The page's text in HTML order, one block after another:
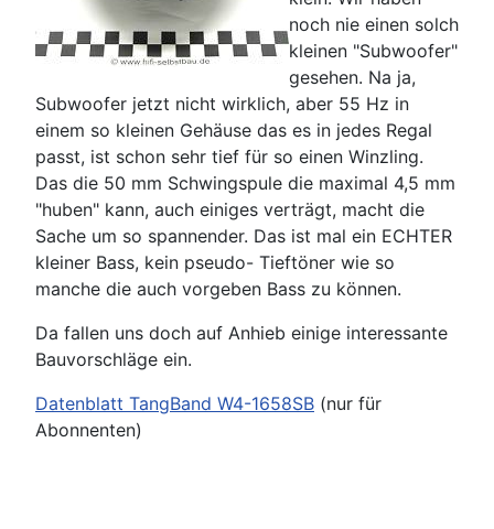
noch nie einen solch
kleinen "Subwoofer"
gesehen. Na ja,
Subwoofer jetzt nicht wirklich, aber 55 Hz in
einem so kleinen Gehäuse das es in jedes Regal
passt, ist schon sehr tief für so einen Winzling.
Das die 50 mm Schwingspule die maximal 4,5 mm
"huben" kann, auch einiges verträgt, macht die
Sache um so spannender. Das ist mal ein ECHTER
kleiner Bass, kein pseudo- Tieftöner wie so
manche die auch vorgeben Bass zu können.
Da fallen uns doch auf Anhieb einige interessante
Bauvorschläge ein.
Datenblatt TangBand W4-1658SB (nur für
Abonnenten)